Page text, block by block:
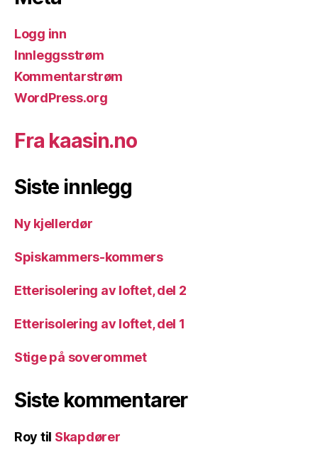
Logg inn
Innleggsstrøm
Kommentarstrøm
WordPress.org
Fra kaasin.no
Siste innlegg
Ny kjellerdør
Spiskammers-kommers
Etterisolering av loftet, del 2
Etterisolering av loftet, del 1
Stige på soverommet
Siste kommentarer
Roy til Skapdører